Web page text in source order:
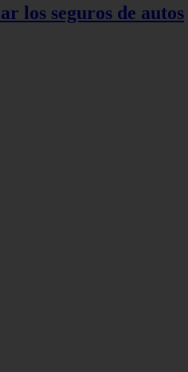
los seguros de autos